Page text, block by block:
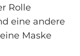
Rolle
eine andere
Maske